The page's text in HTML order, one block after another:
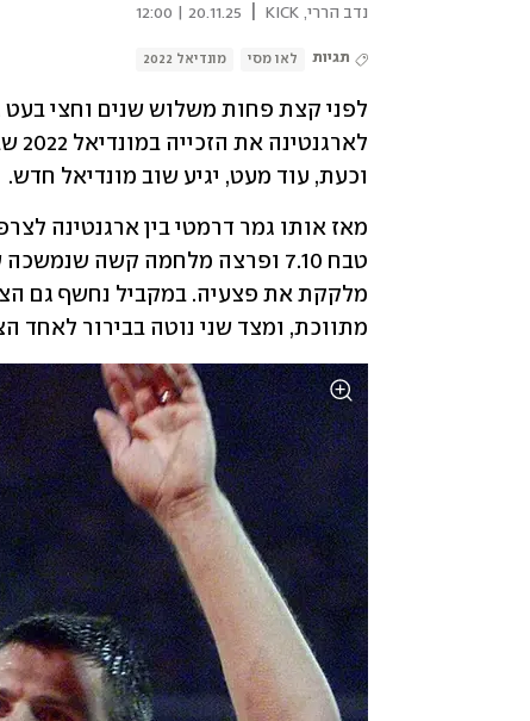
נדב הררי, KICK 20.11.25 | 12:00
תגיות לאו מסי מונדיאל 2022
וכעת, עוד מעט, יגיע שוב מונדיאל חדש.
מתווכת, ומצד שני נוטה בבירור לאחד